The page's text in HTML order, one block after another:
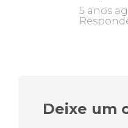
5 anos
Deixe um